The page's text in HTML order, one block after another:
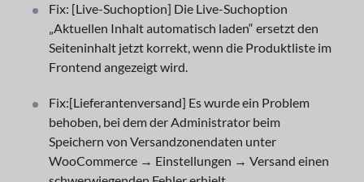
Fix: [Live-Suchoption] Die Live-Suchoption
„Aktuellen Inhalt automatisch laden“ ersetzt den
Seiteninhalt jetzt korrekt, wenn die Produktliste im
Frontend angezeigt wird.
Fix:[Lieferantenversand] Es wurde ein Problem
behoben, bei dem der Administrator beim
Speichern von Versandzonendaten unter
WooCommerce → Einstellungen → Versand einen